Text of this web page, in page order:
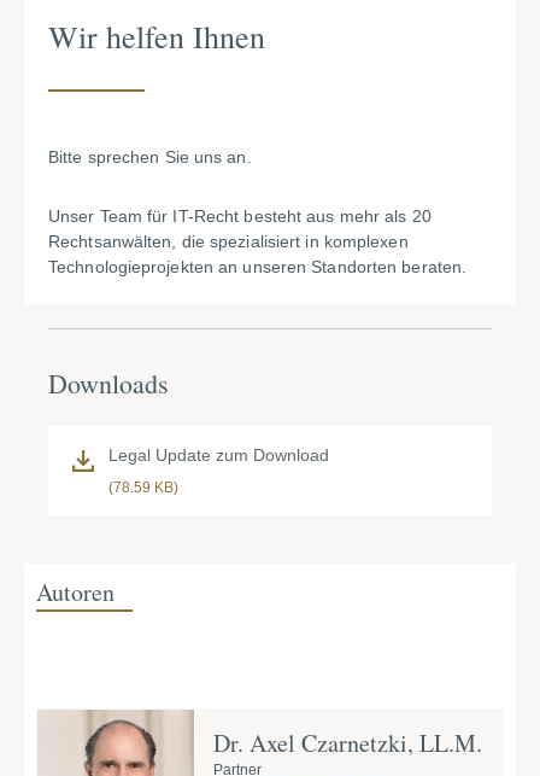
Wir helfen Ihnen
Bitte sprechen Sie uns an.
Unser Team für IT-Recht besteht aus mehr als 20
Rechtsanwälten, die spezialisiert in komplexen
Technologieprojekten an unseren Standorten beraten.
Downloads
Legal Update zum Download
(78.59 KB)
Autoren
Dr. Axel Czarnetzki, LL.M.
Partner